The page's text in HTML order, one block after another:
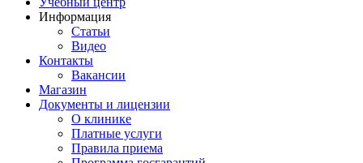
Информация
Статьи
Видео
Контакты
Вакансии
Магазин
Документы и лицензии
О клинике
Платные услуги
Правила приема